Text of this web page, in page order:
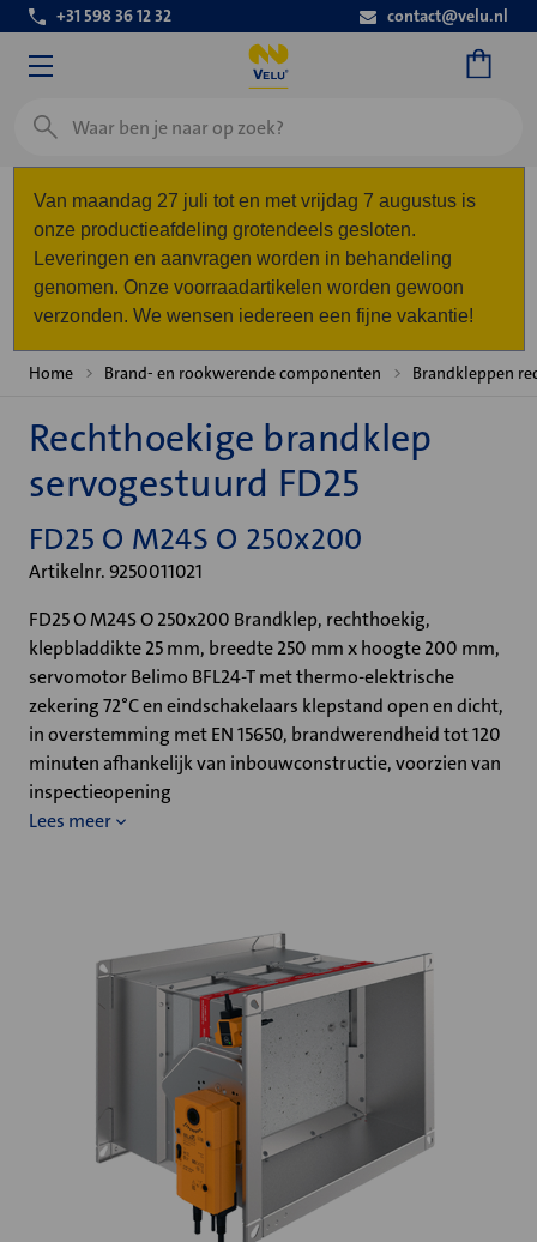
+31 598 36 12 32 contact@velu.nl
Zoeken
Van maandag 27 juli tot en met vrijdag 7 augustus is
onze productieafdeling grotendeels gesloten.
Leveringen en aanvragen worden in behandeling
genomen. Onze voorraadartikelen worden gewoon
verzonden. We wensen iedereen een fijne vakantie!
Home Brand- en rookwerende componenten Brandkleppen
Rechthoekige brandklep
servogestuurd FD25
FD25 O M24S O 250x200
Artikelnr. 9250011021
FD25 O M24S O 250x200 Brandklep, rechthoekig,
klepbladdikte 25 mm, breedte 250 mm x hoogte 200 mm,
servomotor Belimo BFL24-T met thermo-elektrische
zekering 72°C en eindschakelaars klepstand open en dicht,
in overstemming met EN 15650, brandwerendheid tot 120
minuten afhankelijk van inbouwconstructie, voorzien van
inspectieopening
Lees meer